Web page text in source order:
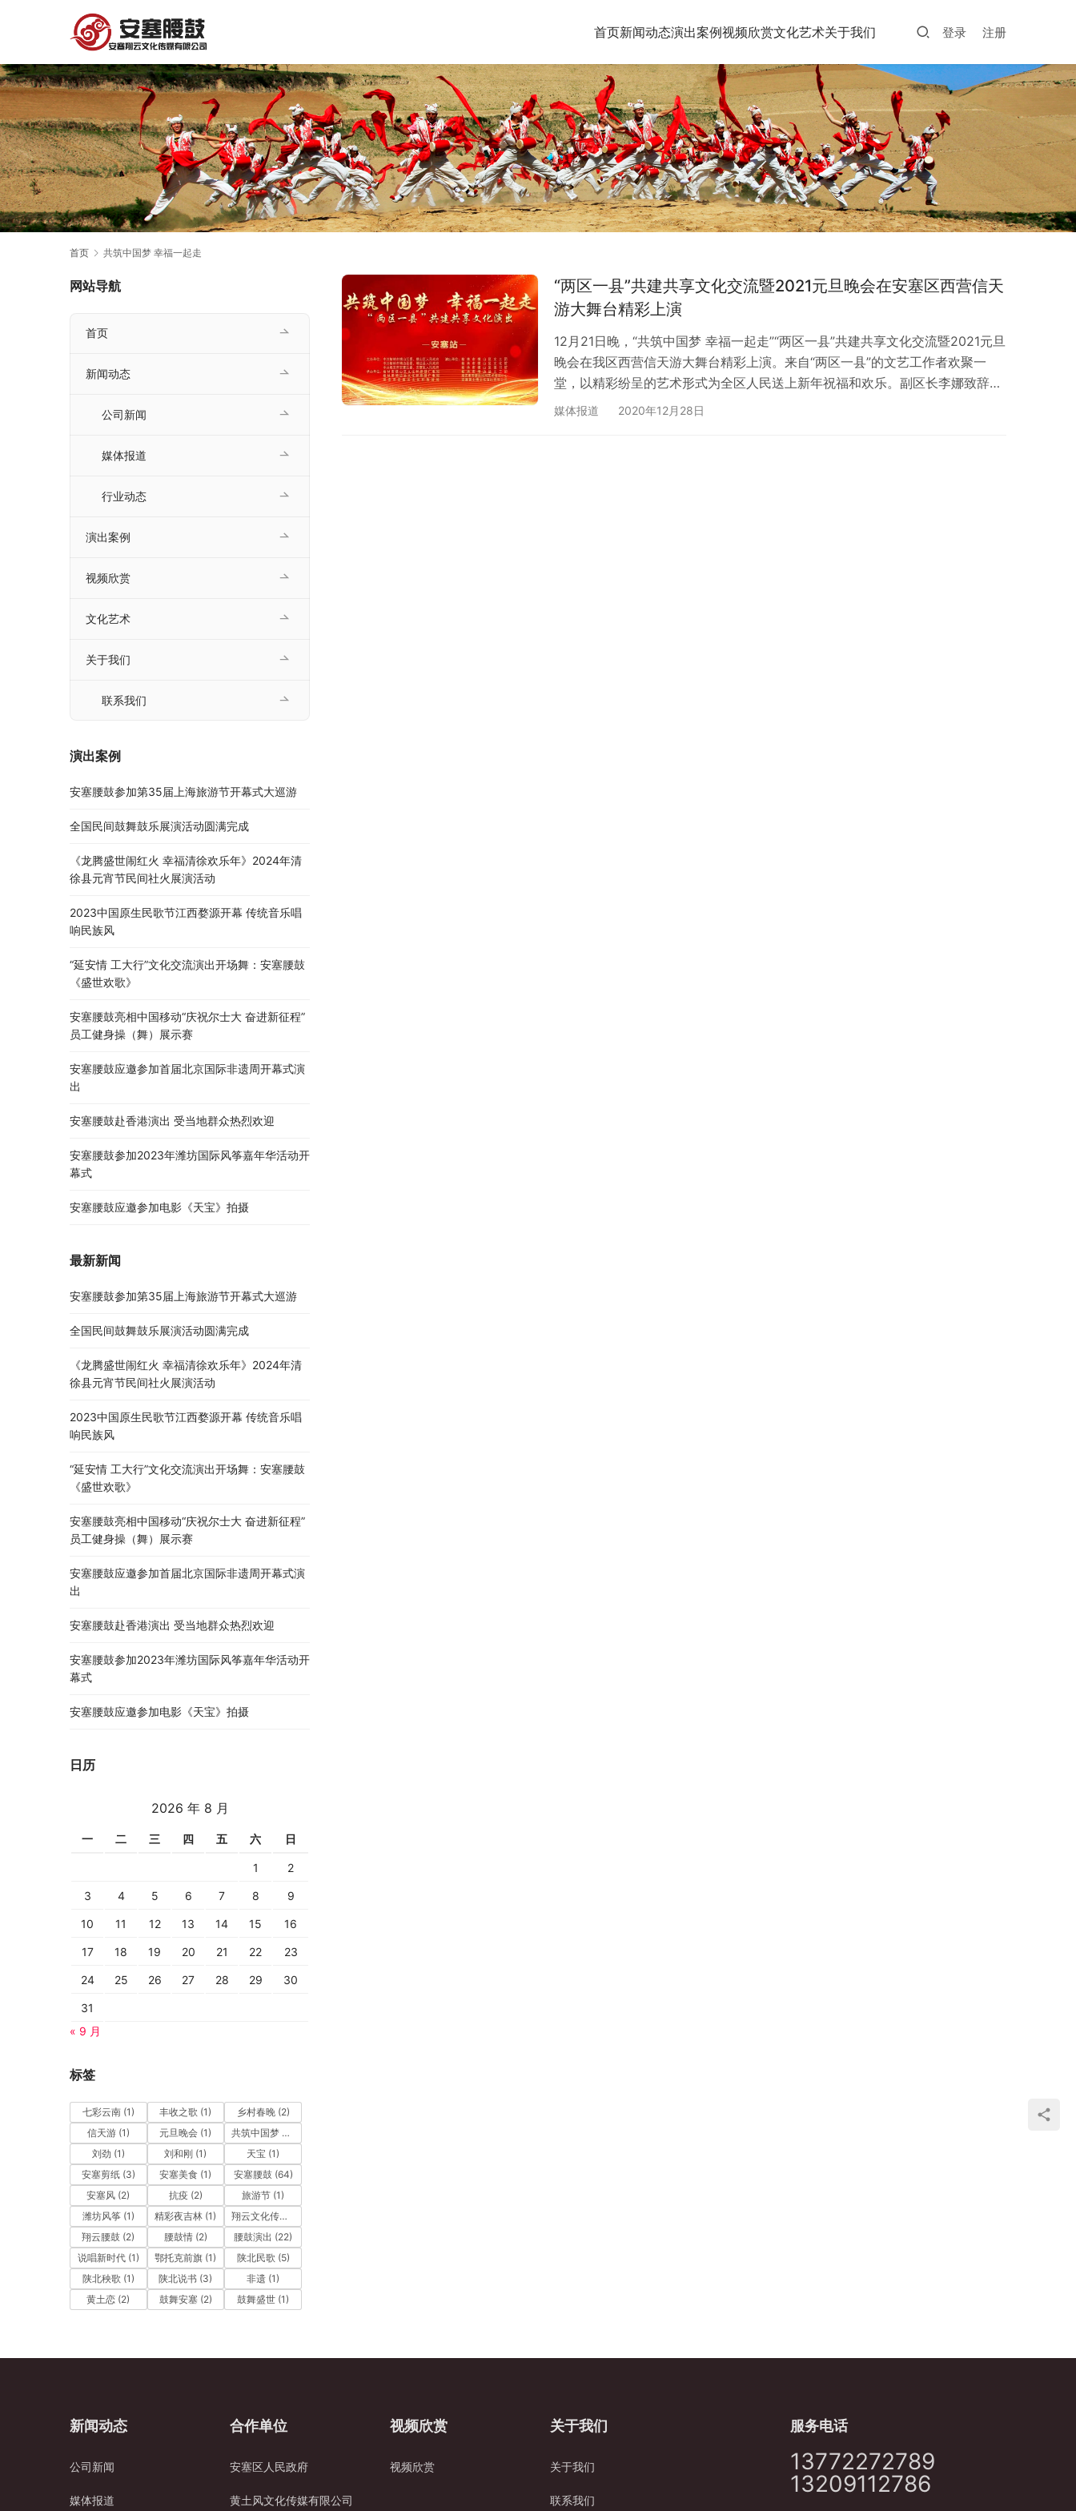
首页新闻动态演出案例视频欣赏文化艺术关于我们 登录 注册
首页 共筑中国梦 幸福一起走
“两区一县”共建共享文化交流暨2021元旦晚会在安塞区西营信天
游大舞台精彩上演
12月21日晚，“共筑中国梦 幸福一起走”“两区一县”共建共享文化交流暨2021元旦
晚会在我区西营信天游大舞台精彩上演。来自“两区一县”的文艺工作者欢聚一
堂，以精彩纷呈的艺术形式为全区人民送上新年祝福和欢乐。副区长李娜致辞。
演出在一首欢快的大秧歌中拉开帷幕，歌曲《东方红》、歌伴舞《赶牲灵》、陕
媒体报道 2020年12月28日
网站导航
首页
新闻动态
公司新闻
媒体报道
行业动态
演出案例
视频欣赏
文化艺术
关于我们
联系我们
演出案例
安塞腰鼓参加第35届上海旅游节开幕式大巡游
全国民间鼓舞鼓乐展演活动圆满完成
《龙腾盛世闹红火 幸福清徐欢乐年》2024年清
徐县元宵节民间社火展演活动
2023中国原生民歌节江西婺源开幕 传统音乐唱
响民族风
“延安情 工大行”文化交流演出开场舞：安塞腰鼓
《盛世欢歌》
安塞腰鼓亮相中国移动“庆祝尔士大 奋进新征程”
员工健身操（舞）展示赛
安塞腰鼓应邀参加首届北京国际非遗周开幕式演
出
安塞腰鼓赴香港演出 受当地群众热烈欢迎
安塞腰鼓参加2023年潍坊国际风筝嘉年华活动开
幕式
安塞腰鼓应邀参加电影《天宝》拍摄
最新新闻
安塞腰鼓参加第35届上海旅游节开幕式大巡游
全国民间鼓舞鼓乐展演活动圆满完成
《龙腾盛世闹红火 幸福清徐欢乐年》2024年清
徐县元宵节民间社火展演活动
2023中国原生民歌节江西婺源开幕 传统音乐唱
响民族风
“延安情 工大行”文化交流演出开场舞：安塞腰鼓
《盛世欢歌》
安塞腰鼓亮相中国移动“庆祝尔士大 奋进新征程”
员工健身操（舞）展示赛
安塞腰鼓应邀参加首届北京国际非遗周开幕式演
出
安塞腰鼓赴香港演出 受当地群众热烈欢迎
安塞腰鼓参加2023年潍坊国际风筝嘉年华活动开
幕式
安塞腰鼓应邀参加电影《天宝》拍摄
日历
2026 年 8 月
一 二 三 四 五 六 日
1 2
3 4 5 6 7 8 9
10 11 12 13 14 15 16
17 18 19 20 21 22 23
24 25 26 27 28 29 30
31
« 9 月
标签
七彩云南(1) 丰收之歌 (1) 乡村春晚(2)
信天游(1) 元旦晚会 (1) 共筑中国梦 幸福一起走
刘劲 (1) 刘和刚 (1) 天宝 (1)
安塞剪纸(3) 安塞美食 (1) 安塞腰鼓(64)
安塞风 (2) 抗疫 (2) 旅游节 (1)
潍坊风筝(1) 精彩夜吉林 (1) 翔云文化传媒
翔云腰鼓 (2) 腰鼓情(2) 腰鼓演出 (22)
说唱新时代(1) 鄂托克前旗 (1) 陕北民歌 (5)
陕北秧歌 (1) 陕北说书 (3) 非遗 (1)
黄土恋 (2) 鼓舞安塞(2) 鼓舞盛世 (1)
新闻动态
公司新闻
媒体报道
合作单位
安塞区人民政府
黄土风文化传媒有限公司
视频欣赏
视频欣赏
关于我们
关于我们
联系我们
服务电话
13772272789
13209112786